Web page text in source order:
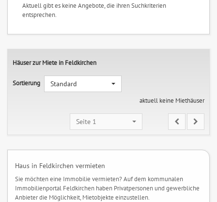
Aktuell gibt es keine Angebote, die ihren Suchkriterien
entsprechen.
Häuser zur Miete in Feldkirchen
Sortierung
Standard
aktuell keine Miethäuser
Seite 1
Haus in Feldkirchen vermieten
Sie möchten eine Immobilie vermieten? Auf dem kommunalen
Immobilienportal Feldkirchen haben Privatpersonen und gewerbliche
Anbieter die Möglichkeit, Mietobjekte einzustellen.